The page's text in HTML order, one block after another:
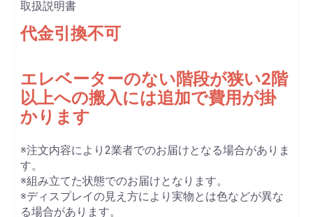
取扱説明書
代金引換不可
エレベーターのない階段が狭い2階
以上への搬入には追加で費用が掛
かります
※注文内容により2業者でのお届けとなる場合がありま
す。
※組み立てた状態でのお届けとなります。
※ディスプレイの見え方により実物とは色などが異な
る場合があります。